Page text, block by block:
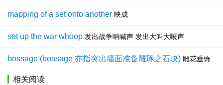
mapping of a set onto another 映成
set up the war whoop 发出战争呐喊声 发出大叫大嚷声
bossage (bossage 亦指突出墙面准备雕琢之石块) 雕花垂饰
相关阅读